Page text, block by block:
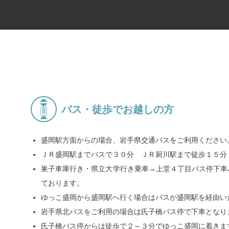
バス・徒歩でお越しの方
盛岡駅方面からの場合、岩手県交通バスをご利用ください
ＪＲ盛岡駅までバスで３０分 ＪＲ厨川駅まで徒歩１５分
巣子車庫行き・県立大学行き乗車→上堂４丁目バス停下
ております。
ゆっこ盛岡から盛岡駅へ行く場合はバスが盛岡駅を経由
岩手県北バスをご利用の場合は氏子橋バス停で下車とな
氏子橋バス停からは徒歩で２～３分でゆっこ盛岡に着きま